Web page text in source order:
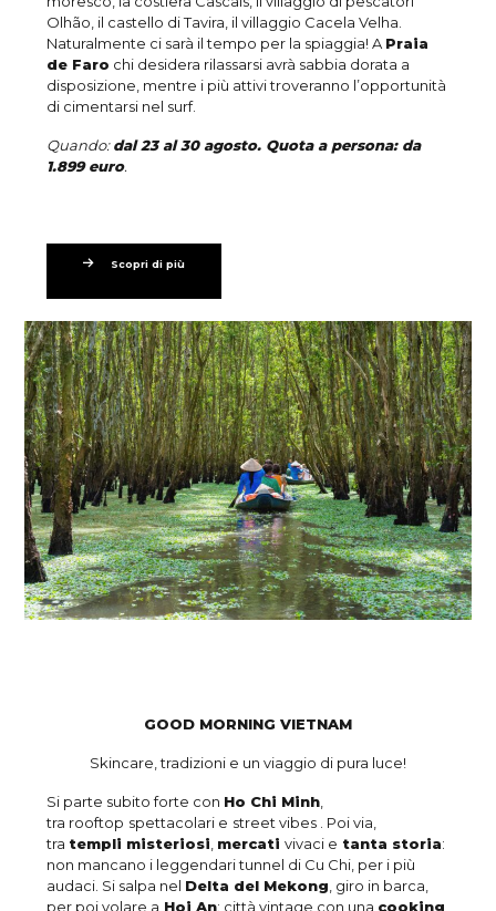
Olhão, il castello di Tavira, il villaggio Cacela Velha.
Naturalmente ci sarà il tempo per la spiaggia! A Praia
de Faro chi desidera rilassarsi avrà sabbia dorata a
disposizione, mentre i più attivi troveranno l’opportunità
di cimentarsi nel surf.
Quando:dal 23 al 30agosto. Quota a persona: da
1.899 euro.
Scopri di più
GOOD MORNING VIETNAM
Skincare, tradizioni e un viaggio di pura luce!
Si parte subito forte con Ho Chi Minh
tra rooftop spettacolari e street vibes . Poi via,
tra templi misteriosi mercativivaci e tanta storia:
non mancano i leggendari tunnel di Cu Chi, per i più
audaci. Si salpa nel Delta del Mekong , giro in barca,
per poi volare a Hoi An: città vintage con una cooking